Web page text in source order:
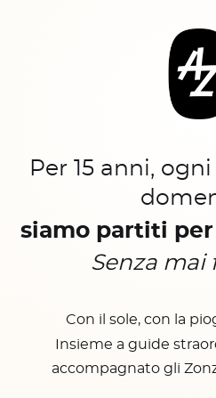
Per 15 anni,
siamo partiti
Senza mai
Con il sole, con la
Insieme a guide
accompagnato gli